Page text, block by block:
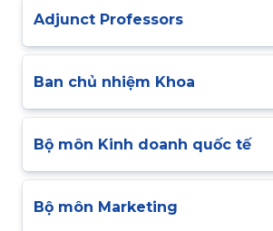
Adjunct Professors
Ban chủ nhiệm Khoa
Bộ môn Kinh doanh quốc tế
Bộ môn Marketing